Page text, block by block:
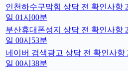
인천하수구막힘 상담 전 확인사항
일 01시00분
부산휴대폰성지 상담 전 확인사항
일 00시53분
네이버 검색광고 상담 전 확인사항
일 00시38분